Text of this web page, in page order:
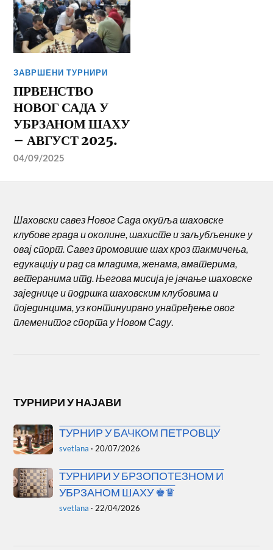
ЗАВРШЕНИ ТУРНИРИ
ПРВЕНСТВО
НОВОГ САДА У
УБРЗАНОМ ШАХУ
– АВГУСТ 2025.
04/09/2025
Шаховски савез Новог Сада окупља шаховске
клубове града и околине, шахисте и заљубљенике у
овај спорт. Савез промовише шах кроз такмичења,
едукацију и рад са младима, женама, аматерима,
ветеранима итд. Његова мисија је јачање шаховске
заједнице и подршка шаховским клубовима и
појединцима, уз континуирано унапређење овог
племенитог спорта у Новом Саду.
ТУРНИРИ У НАЈАВИ
ТУРНИР У БАЧКОМ ПЕТРОВЦУ
svetlana ·20/07/2026
ТУРНИРИ У БРЗОПОТЕЗНОМ И
УБРЗАНОМ ШАХУ ♚♛
svetlana ·22/04/2026